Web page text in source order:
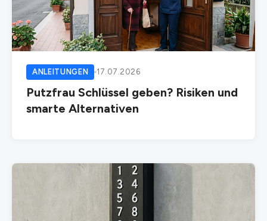
ANLEITUNGEN 17.07.2026
Putzfrau Schlüssel geben? Risiken und
smarte Alternativen